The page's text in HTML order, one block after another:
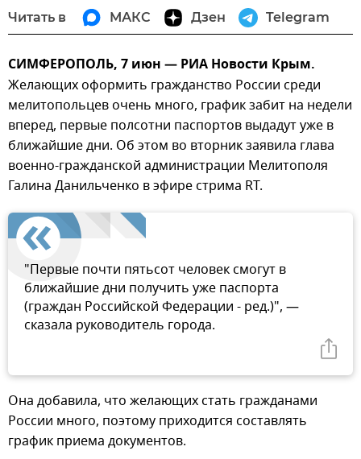
Читать в МАКС Дзен Telegram
СИМФЕРОПОЛЬ, 7 июн — РИА Новости Крым.
Желающих оформить гражданство России среди
мелитопольцев очень много, график забит на недели
вперед, первые полсотни паспортов выдадут уже в
ближайшие дни. Об этом во вторник заявила глава
военно-гражданской администрации Мелитополя
Галина Данильченко в эфире стрима RT.
"Первые почти пятьсот человек смогут в
ближайшие дни получить уже паспорта
(граждан Российской Федерации - ред.)", —
сказала руководитель города.
Она добавила, что желающих стать гражданами
России много, поэтому приходится составлять
график приема документов.